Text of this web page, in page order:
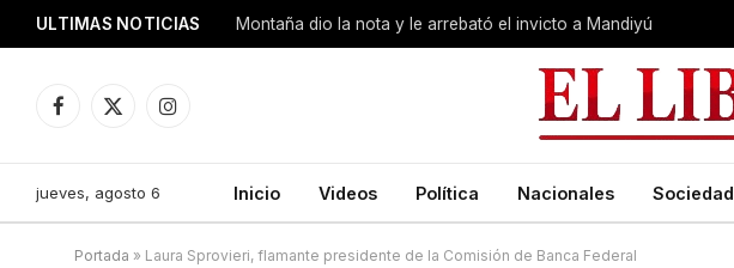
ULTIMAS NOTICIAS Montaña dio la nota y le arrebató el invicto a Mandiyú
Facebook
X
Instagram
jueves, agosto 6 Inicio Videos Política Nacionales Sociedad
Portada » Laura Sprovieri, flamante presidente de la Comisión de Banca Federal